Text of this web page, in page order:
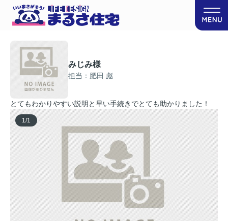
みじみ様
担当：肥田 彪
とてもわかりやすい説明と早い手続きでとても助かりました！
1/1